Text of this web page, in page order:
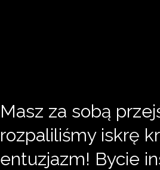
Masz za sobą
rozpaliliśmy iskrę
entuzjazm! Bycie